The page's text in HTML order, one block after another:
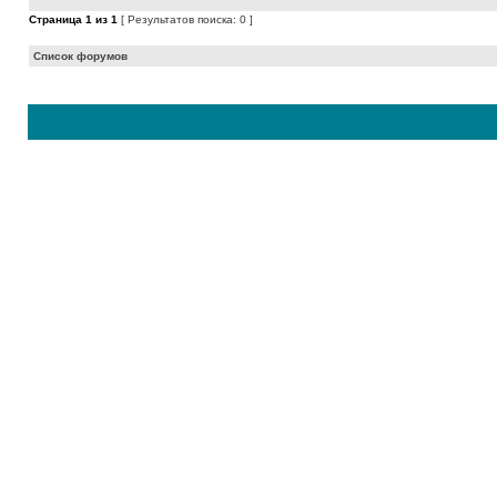
Страница 1 из 1 [ Результатов поиска: 0 ]
Список форумов